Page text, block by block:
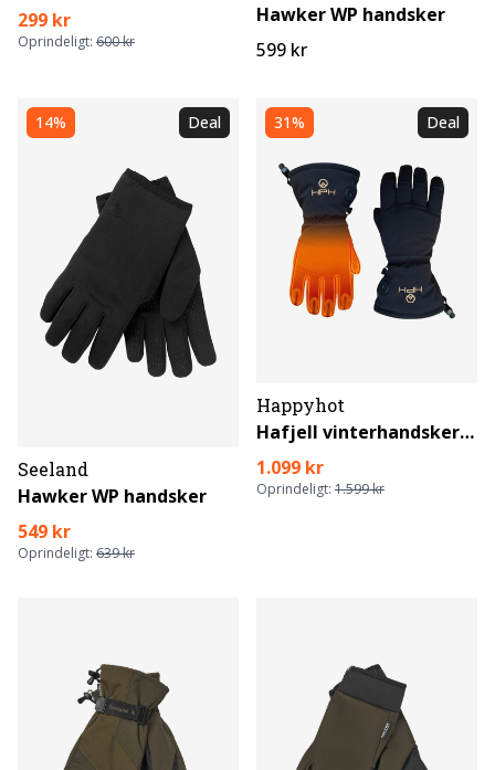
299 kr
Oprindeligt: 600 kr
Hawker WP handsker
599 kr
14% Deal
Seeland
Hawker WP handsker
549 kr
Oprindeligt: 639 kr
31% Deal
Happyhot
Hafjell vinterhandsker med varme
1.099 kr
Oprindeligt: 1.599 kr